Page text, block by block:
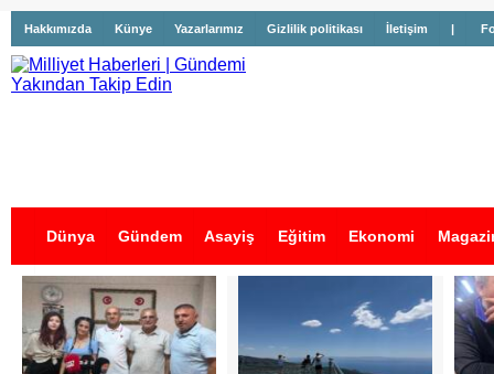
Hakkımızda Künye Yazarlarımız Gizlilik politikası İletişim |
Dünya Gündem Asayiş Eğitim Ekonomi
İş İlanları